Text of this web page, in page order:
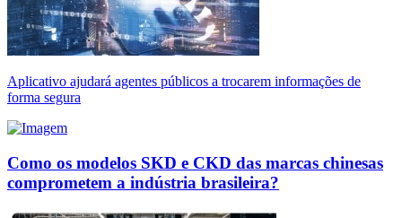
Aplicativo ajudará agentes públicos a trocarem informações de
forma segura
Como os modelos SKD e CKD das marcas chinesas
comprometem a indústria brasileira?